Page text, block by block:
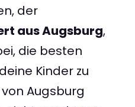
der
aus Augsburg,
die besten
Kinder zu
Augsburg